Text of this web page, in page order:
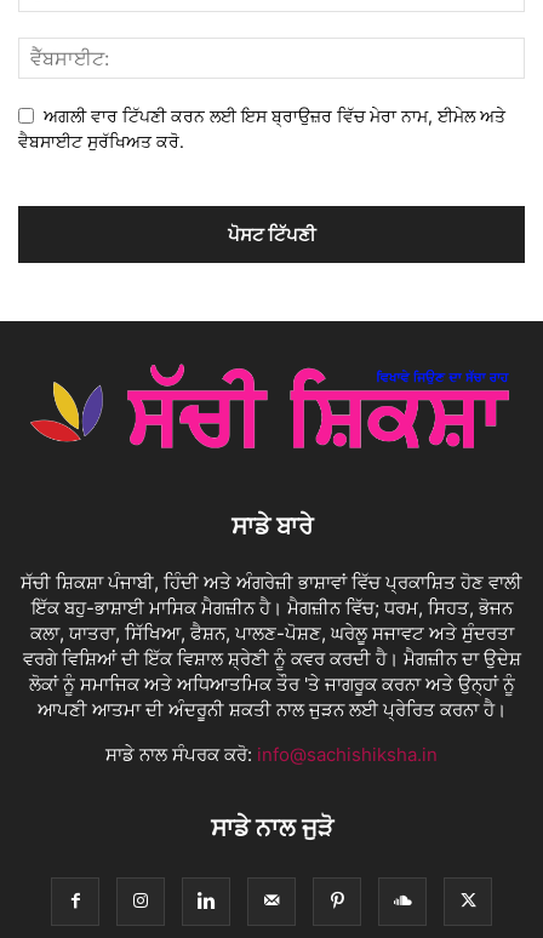
ਅਗਲੀ ਵਾਰ ਟਿੱਪਣੀ ਕਰਨ ਲਈ ਇਸ ਬ੍ਰਾਉਜ਼ਰ ਵਿੱਚ ਮੇਰਾ ਨਾਮ, ਈਮੇਲ ਅਤੇ
ਵੈਬਸਾਈਟ ਸੁਰੱਖਿਅਤ ਕਰੋ.
ਸਾਡੇ ਬਾਰੇ
ਸੱਚੀ ਸ਼ਿਕਸ਼ਾ ਪੰਜਾਬੀ, ਹਿੰਦੀ ਅਤੇ ਅੰਗਰੇਜ਼ੀ ਭਾਸ਼ਾਵਾਂ ਵਿੱਚ ਪ੍ਰਕਾਸ਼ਿਤ ਹੋਣ ਵਾਲੀ
ਇੱਕ ਬਹੁ-ਭਾਸ਼ਾਈ ਮਾਸਿਕ ਮੈਗਜ਼ੀਨ ਹੈ। ਮੈਗਜ਼ੀਨ ਵਿੱਚ; ਧਰਮ, ਸਿਹਤ, ਭੋਜਨ
ਕਲਾ, ਯਾਤਰਾ, ਸਿੱਖਿਆ, ਫੈਸ਼ਨ, ਪਾਲਣ-ਪੋਸ਼ਣ, ਘਰੇਲੂ ਸਜਾਵਟ ਅਤੇ ਸੁੰਦਰਤਾ
ਵਰਗੇ ਵਿਸ਼ਿਆਂ ਦੀ ਇੱਕ ਵਿਸ਼ਾਲ ਸ਼੍ਰੇਣੀ ਨੂੰ ਕਵਰ ਕਰਦੀ ਹੈ। ਮੈਗਜ਼ੀਨ ਦਾ ਉਦੇਸ਼
ਲੋਕਾਂ ਨੂੰ ਸਮਾਜਿਕ ਅਤੇ ਅਧਿਆਤਮਿਕ ਤੌਰ 'ਤੇ ਜਾਗਰੂਕ ਕਰਨਾ ਅਤੇ ਉਨ੍ਹਾਂ ਨੂੰ
ਆਪਣੀ ਆਤਮਾ ਦੀ ਅੰਦਰੂਨੀ ਸ਼ਕਤੀ ਨਾਲ ਜੁੜਨ ਲਈ ਪ੍ਰੇਰਿਤ ਕਰਨਾ ਹੈ।
ਸਾਡੇ ਨਾਲ ਸੰਪਰਕ ਕਰੋ: info@sachishiksha.in
ਸਾਡੇ ਨਾਲ ਜੁੜੋ